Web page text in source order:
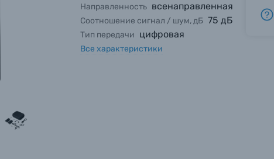
Направленность всенаправленная
Соотношение сигнал / шум, дБ 75 дБ
Тип передачи цифровая
Все характеристики